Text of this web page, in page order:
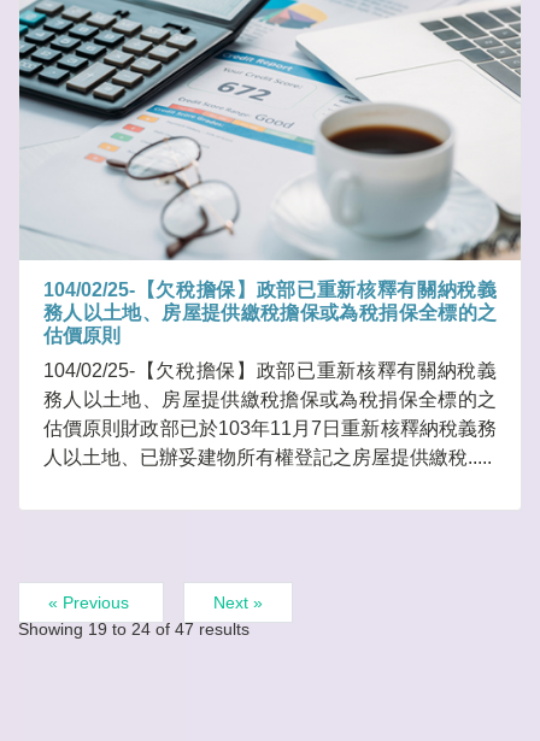
104/02/25-【欠稅擔保】政部已重新核釋有關納稅義
務人以土地、房屋提供繳稅擔保或為稅捐保全標的之
估價原則
104/02/25-【欠稅擔保】政部已重新核釋有關納稅義
務人以土地、房屋提供繳稅擔保或為稅捐保全標的之
估價原則財政部已於103年11月7日重新核釋納稅義務
人以土地、已辦妥建物所有權登記之房屋提供繳稅.....
« Previous
Next »
Showing 19 to 24 of 47 results